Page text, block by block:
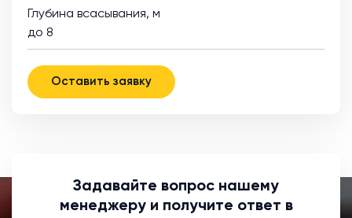
Глубина всасывания, м
до 8
Оставить заявку
Задавайте вопрос нашему
менеджеру и получите ответ в